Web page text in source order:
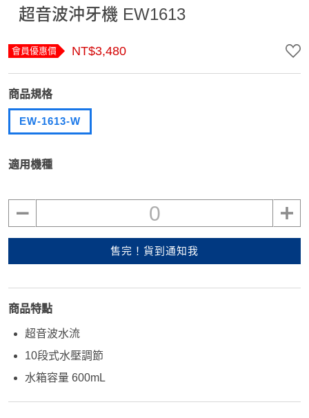
超音波沖牙機 EW1613
會員優惠價 NT$3,480
商品規格
EW-1613-W
適用機種
0
售完！貨到通知我
商品特點
超音波水流
10段式水壓調節
水箱容量 600mL